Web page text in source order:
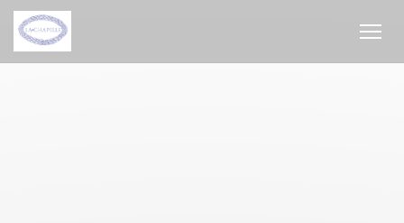
Personnalisation de vos choix en matière de cookies